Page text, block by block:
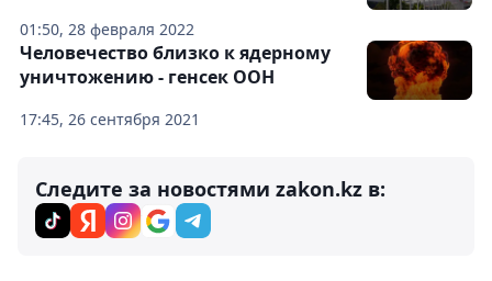
01:50, 28 февраля 2022
17:45, 26 сентября 2021
Человечество близко к ядерному
уничтожению - генсек ООН
Следите за новостями zakon.kz в: